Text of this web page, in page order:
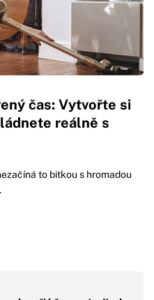
čas: Vytvořte si
reálně s
to bitkou s hromadou